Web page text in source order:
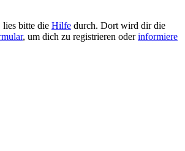
lies bitte die Hilfe durch. Dort wird dir die
, um dich zu registrieren oderinformiere